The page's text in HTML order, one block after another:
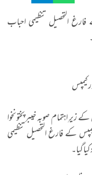
فارغ التحصیل تنظیمی احباب
کیمپس
زیرِ اہتمام صوبہ خیبرپختونخوا
کے فارغ التحصیل تنظیمی
گیا۔